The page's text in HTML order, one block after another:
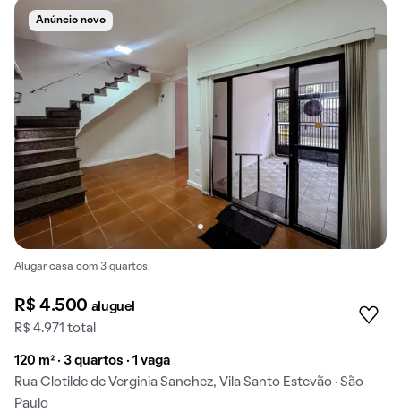
Anúncio novo
Alugar casa com 3 quartos.
R$ 4.500 aluguel
R$ 4.971 total
120 m² · 3 quartos · 1 vaga
Rua Clotilde de Verginia Sanchez, Vila Santo Estevão · São
Paulo